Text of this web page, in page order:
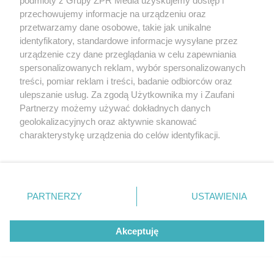
Pytanie 1 z 10
Której z poniższych części "Gwiezdnych wojen" nie
wyreżyserował George Lucas?
"Gwiezdne wojny: Część IV - Nowa nadzieja"
przechowujemy informacje na urządzeniu oraz
przetwarzamy dane osobowe, takie jak unikalne
identyfikatory, standardowe informacje wysyłane przez
urządzenie czy dane przeglądania w celu zapewniania
spersonalizowanych reklam, wybór spersonalizowanych
treści, pomiar reklam i treści, badanie odbiorców oraz
ulepszanie usług. Za zgodą Użytkownika my i Zaufani
Partnerzy możemy używać dokładnych danych
geolokalizacyjnych oraz aktywnie skanować
charakterystykę urządzenia do celów identyfikacji.
zmienić/wycofać klikając przycisk ustawień prywatności
znajdujący się w lewym dolnym rogu strony
rodzaje przetwarzania danych nie wymagają zgody
użytkownika, ale masz prawo sprzeciwić się takiemu
przetwarzaniu. Preferencje będą miały zastosowanie tylko
PARTNERZY USTAWIENIA
Akceptuję